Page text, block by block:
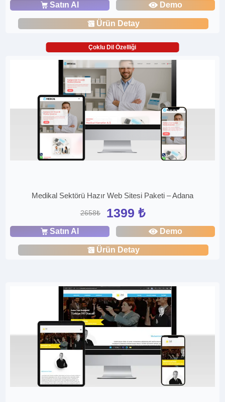
Satın Al Demo
Ürün Detay
Çoklu Dil Özelliği
Medikal Sektörü Hazır Web Sitesi Paketi – Adana
2658₺ 1399 ₺
Satın Al Demo
Ürün Detay